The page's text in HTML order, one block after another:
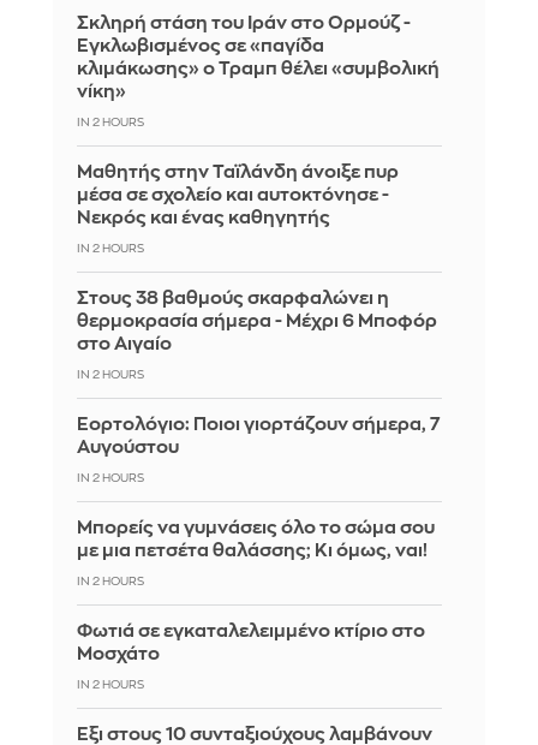
Σκληρή στάση του Ιράν στο Ορμούζ -
Εγκλωβισμένος σε «παγίδα
κλιμάκωσης» ο Τραμπ θέλει «συμβολική
νίκη»
IN 2 HOURS
Μαθητής στην Ταϊλάνδη άνοιξε πυρ
μέσα σε σχολείο και αυτοκτόνησε -
Νεκρός και ένας καθηγητής
IN 2 HOURS
Στους 38 βαθμούς σκαρφαλώνει η
θερμοκρασία σήμερα - Μέχρι 6 Μποφόρ
στο Αιγαίο
IN 2 HOURS
Εορτολόγιο: Ποιοι γιορτάζουν σήμερα, 7
Αυγούστου
IN 2 HOURS
Μπορείς να γυμνάσεις όλο το σώμα σου
με μια πετσέτα θαλάσσης; Κι όμως, ναι!
IN 2 HOURS
Φωτιά σε εγκαταλελειμμένο κτίριο στο
Μοσχάτο
IN 2 HOURS
Έξι στους 10 συνταξιούχους λαμβάνουν